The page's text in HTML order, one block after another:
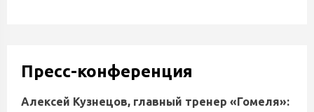
Пресс-конференция
Алексей Кузнецов, главный тренер «Гомеля»: